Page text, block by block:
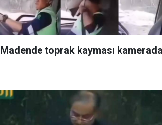
Madende toprak kayması kamerada